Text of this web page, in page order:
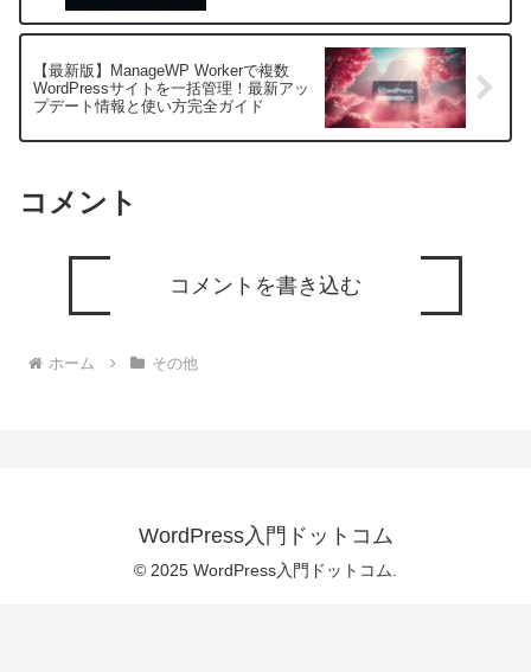
【最新版】ManageWP Workerで複数
WordPressサイトを一括管理！最新アッ
プデート情報と使い方完全ガイド
コメント
コメントを書き込む
ホーム その他
WordPress入門ドットコム
© 2025 WordPress入門ドットコム.